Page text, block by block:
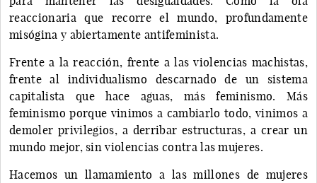
reaccionaria que recorre el mundo, profundamente
misógina y abiertamente antifeminista.
Frente a la reacción, frente a las violencias machistas,
frente al individualismo descarnado de un sistema
capitalista que hace aguas, más feminismo. Más
feminismo porque vinimos a cambiarlo todo, vinimos a
demoler privilegios, a derribar estructuras, a crear un
mundo mejor, sin violencias contra las mujeres.
Hacemos un llamamiento a las millones de mujeres